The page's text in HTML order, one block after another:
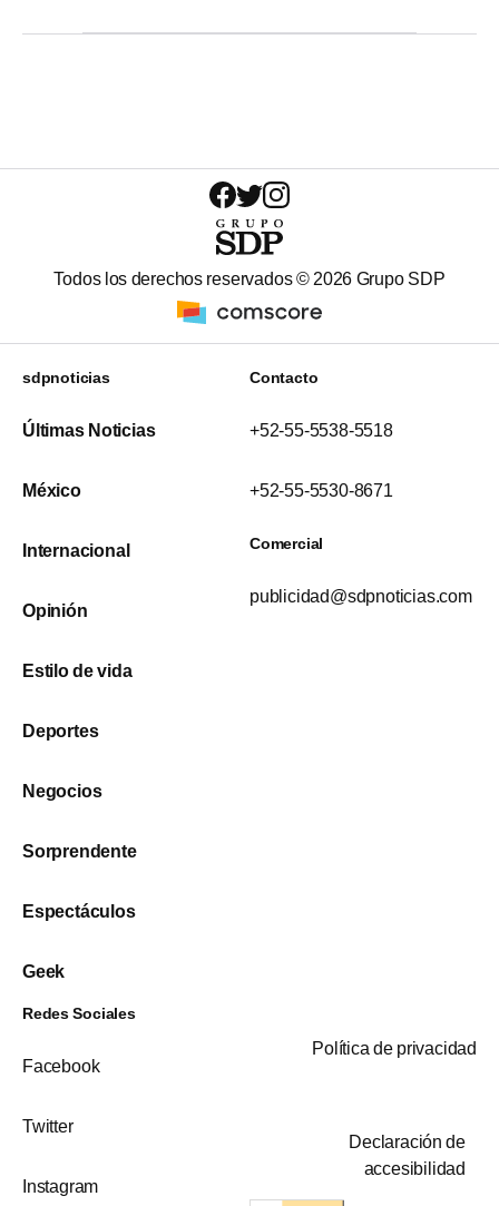
Todos los derechos reservados © 2026 Grupo SDP
sdpnoticias
Últimas Noticias
México
Internacional
Opinión
Estilo de vida
Deportes
Negocios
Sorprendente
Espectáculos
Geek
Contacto
+52-55-5538-5518
+52-55-5530-8671
Comercial
publicidad@sdpnoticias.com
Redes Sociales
Facebook
Twitter
Instagram
Política de privacidad
Declaración de
accesibilidad